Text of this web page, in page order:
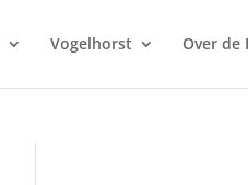
Vogelhorst Over de